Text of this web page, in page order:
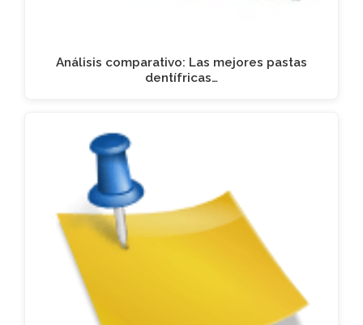
Análisis comparativo: Las mejores pastas
dentífricas…